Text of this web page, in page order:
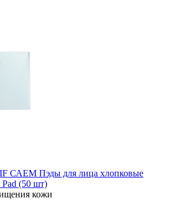
САЕМ Пэды для лица хлопковые
(50 шт)
кожи